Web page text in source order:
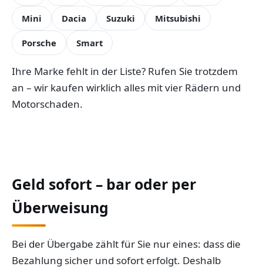
Mini Dacia Suzuki Mitsubishi
Porsche Smart
Ihre Marke fehlt in der Liste? Rufen Sie trotzdem
an – wir kaufen wirklich alles mit vier Rädern und
Motorschaden.
Geld sofort – bar oder per
Überweisung
Bei der Übergabe zählt für Sie nur eines: dass die
Bezahlung sicher und sofort erfolgt. Deshalb